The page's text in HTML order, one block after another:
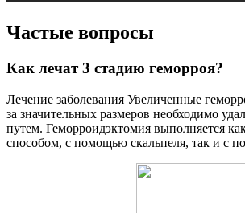
Частые вопросы
Как лечат 3 стадию геморроя?
Лечение заболевания Увеличенные
за значительных размеров необходимо
путем. Геморроидэктомия выполняется
способом, с помощью скальпеля, так и с